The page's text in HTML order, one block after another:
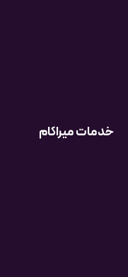
خدمات میراکام